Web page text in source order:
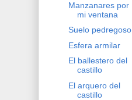
Manzanares por
mi ventana
Suelo pedregoso
Esfera armilar
El ballestero del
castillo
El arquero del
castillo